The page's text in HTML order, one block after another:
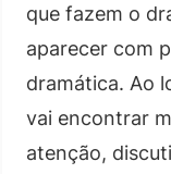
que fazem o
aparecer com
dramática. Ao
vai encontrar
atenção,